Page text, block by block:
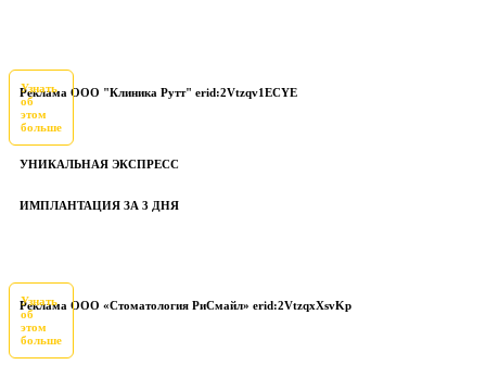
Реклама ООО "Клиника Рутт" erid:2Vtzqv1ECYE
Узнать
об
этом
больше
УНИКАЛЬНАЯ ЭКСПРЕСС
ИМПЛАНТАЦИЯ ЗА 3 ДНЯ
Реклама ООО «Стоматология РиСмайл» erid:2VtzqxXsvKp
Узнать
об
этом
больше